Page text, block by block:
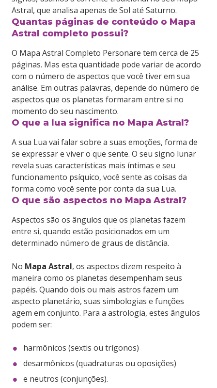
Astral, que analisa apenas de Sol até Saturno.
Quantas páginas de conteúdo o Mapa
Astral completo possui?
O Mapa Astral Completo Personare tem cerca de 25
páginas. Mas esta quantidade pode variar de acordo
com o número de aspectos que você tiver em sua
análise. Em outras palavras, depende do número de
aspectos que os planetas formaram entre si no
momento do seu nascimento.
O que a lua significa no Mapa Astral?
A sua Lua vai falar sobre a suas emoções, forma de
se expressar e viver o que sente. O seu signo lunar
revela suas características mais íntimas e seu
funcionamento psíquico, você sente as coisas da
forma como você sente por conta da sua Lua.
O que são aspectos no Mapa Astral?
Aspectos são os ângulos que os planetas fazem
entre si, quando estão posicionados em um
determinado número de graus de distância.
No Mapa Astral, os aspectos dizem respeito à
maneira como os planetas desempenham seus
papéis. Quando dois ou mais astros fazem um
aspecto planetário, suas simbologias e funções
agem em conjunto. Para a astrologia, estes ângulos
podem ser:
harmônicos (sextis ou trígonos)
desarmônicos (quadraturas ou oposições)
e neutros (conjunções).